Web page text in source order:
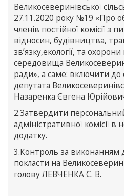
Великосеверинівської
27.11.2020 року №19 «Про
членів постійної комісії з
відносин, будівництва,
зв’язку,екології, та
середовища
ради», а саме: включити до
депутата
Назаренка Євгена
2.Затвердити
адміністративної комісії в
додатку.
3.Контроль за виконанням
покласти на
голову ЛЕВЧЕНКА С. В.